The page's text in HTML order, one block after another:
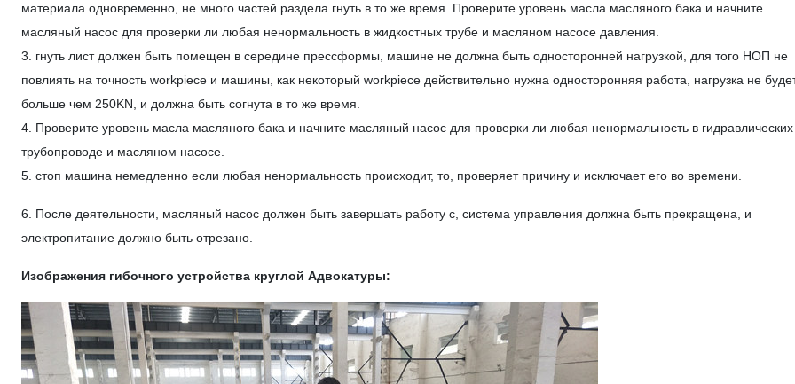
материала одновременно, не много частей раздела гнуть в то же время. Проверите уровень масла масляного бака и начните
масляный насос для проверки ли любая ненормальность в жидкостных трубе и масляном насосе давления.
3. гнуть лист должен быть помещен в середине прессформы, машине не должна быть односторонней нагрузкой, для того НОП не
повлиять на точность workpiece и машины, как некоторый workpiece действительно нужна односторонняя работа, нагрузка не
больше чем 250KN, и должна быть согнута в то же время.
4. Проверите уровень масла масляного бака и начните масляный насос для проверки ли любая ненормальность в гидравлических
трубопроводе и масляном насосе.
5. стоп машина немедленно если любая ненормальность происходит, то, проверяет причину и исключает его во времени.
6. После деятельности, масляный насос должен быть завершать работу с, система управления должна быть прекращена, и
электропитание должно быть отрезано.
Изображения гибочного устройства круглой Адвокатуры: